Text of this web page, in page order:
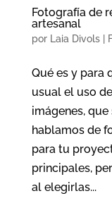
Fotografía de
artesanal
por Laia Divols|
Qué es y para
usual el uso
imágenes,
hablamos de
para tu
principales,
al elegirlas...